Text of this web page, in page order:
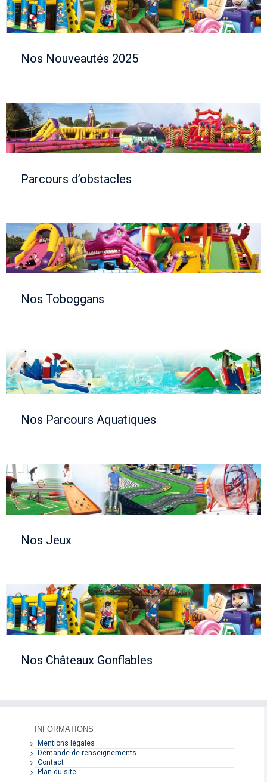
Nos Nouveautés 2025
Parcours d’obstacles
Nos Toboggans
Nos Parcours Aquatiques
Nos Jeux
Nos Châteaux Gonflables
INFORMATIONS
Mentions légales
Demande de renseignements
Contact
Plan du site